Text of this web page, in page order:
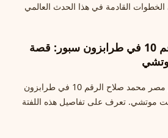
القادمة في هذا الحدث العالمي
محمد صلاح يختار الرقم 10 في طرابزون سبور: قصة
في خطوة فريدة، يختار نجم مصر محمد صلاح الرقم 10 في طرابزون
موتشي. تعرف على تفاصيل هذه اللفتة